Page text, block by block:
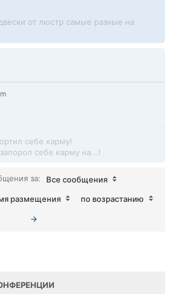
от люстр самые разные на
себе карму!
себе карму на...!
за:
Все сообщения
размещения по возрастанию